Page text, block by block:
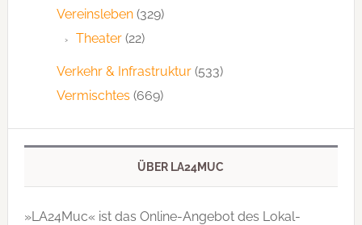
Vereinsleben(329)
Theater(22)
Verkehr & Infrastruktur(533)
Vermischtes (669)
ÜBER LA24MUC
»LA24Muc« ist das Online-Angebot des Lokal-